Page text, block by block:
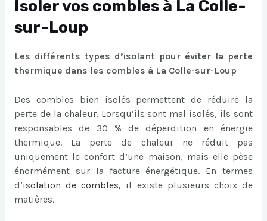
Isoler vos combles à La Colle-
sur-Loup
Les différents types d’isolant pour éviter la perte
thermique dans les combles à La Colle-sur-Loup
Des combles bien isolés permettent de réduire la
perte de la chaleur. Lorsqu’ils sont mal isolés, ils sont
responsables de 30 % de déperdition en énergie
thermique. La perte de chaleur ne réduit pas
uniquement le confort d’une maison, mais elle pèse
énormément sur la facture énergétique. En termes
d‘isolation de combles, il existe plusieurs choix de
matières.